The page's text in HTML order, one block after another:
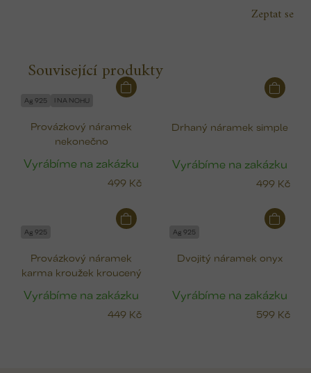
Zeptat se
Související produkty
Ag 925 I NA NOHU
Provázkový náramek
nekonečno
Vyrábíme na zakázku
499 Kč
Drhaný náramek simple
Vyrábíme na zakázku
499 Kč
Ag 925
Provázkový náramek
karma kroužek kroucený
Vyrábíme na zakázku
449 Kč
Ag 925
Dvojitý náramek onyx
Vyrábíme na zakázku
599 Kč